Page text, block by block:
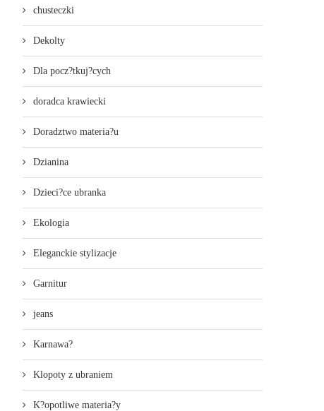
chusteczki
Dekolty
Dla pocz?tkuj?cych
doradca krawiecki
Doradztwo materia?u
Dzianina
Dzieci?ce ubranka
Ekologia
Eleganckie stylizacje
Garnitur
jeans
Karnawa?
Klopoty z ubraniem
K?opotliwe materia?y